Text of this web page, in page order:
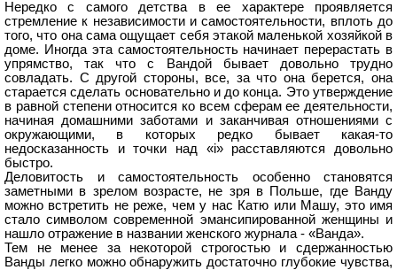
Нередко с самого детства в ее характере проявляется
стремление к независимости и самостоятельности, вплоть до
того, что она сама ощущает себя этакой маленькой хозяйкой в
доме. Иногда эта самостоятельность начинает перерастать в
упрямство, так что с Вандой бывает довольно трудно
совладать. С другой стороны, все, за что она берется, она
старается сделать основательно и до конца. Это утверждение
в равной степени относится ко всем сферам ее деятельности,
начиная домашними заботами и заканчивая отношениями с
окружающими, в которых редко бывает какая-то
недосказанность и точки над «i» расставляются довольно
быстро.
Деловитость и самостоятельность особенно становятся
заметными в зрелом возрасте, не зря в Польше, где Ванду
можно встретить не реже, чем у нас Катю или Машу, это имя
стало символом современной эмансипированной женщины и
нашло отражение в названии женского журнала - «Ванда».
Тем не менее за некоторой строгостью и сдержанностью
Ванды легко можно обнаружить достаточно глубокие чувства,